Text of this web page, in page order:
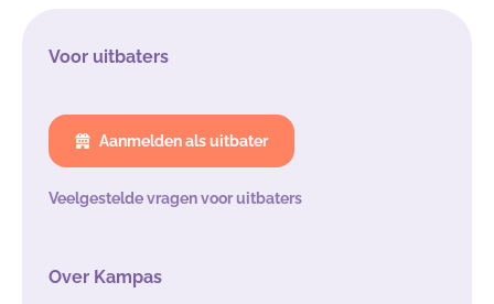
Voor uitbaters
Aanmelden als uitbater
Veelgestelde vragen voor uitbaters
Over Kampas